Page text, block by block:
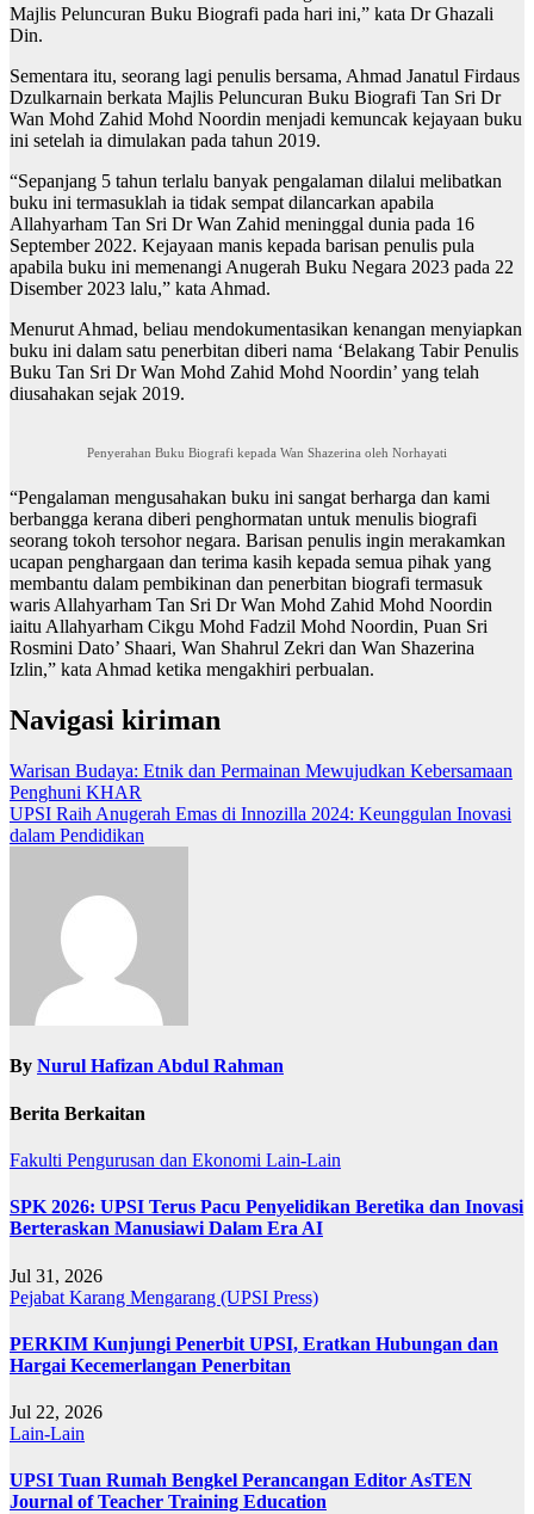
Majlis Peluncuran Buku Biografi pada hari ini,” kata Dr Ghazali
Din.
Sementara itu, seorang lagi penulis bersama, Ahmad Janatul Firdaus
Dzulkarnain berkata Majlis Peluncuran Buku Biografi Tan Sri Dr
Wan Mohd Zahid Mohd Noordin menjadi kemuncak kejayaan buku
ini setelah ia dimulakan pada tahun 2019.
“Sepanjang 5 tahun terlalu banyak pengalaman dilalui melibatkan
buku ini termasuklah ia tidak sempat dilancarkan apabila
Allahyarham Tan Sri Dr Wan Zahid meninggal dunia pada 16
September 2022. Kejayaan manis kepada barisan penulis pula
apabila buku ini memenangi Anugerah Buku Negara 2023 pada 22
Disember 2023 lalu,” kata Ahmad.
Menurut Ahmad, beliau mendokumentasikan kenangan menyiapkan
buku ini dalam satu penerbitan diberi nama ‘Belakang Tabir Penulis
Buku Tan Sri Dr Wan Mohd Zahid Mohd Noordin’ yang telah
diusahakan sejak 2019.
Penyerahan Buku Biografi kepada Wan Shazerina oleh Norhayati
“Pengalaman mengusahakan buku ini sangat berharga dan kami
berbangga kerana diberi penghormatan untuk menulis biografi
seorang tokoh tersohor negara. Barisan penulis ingin merakamkan
ucapan penghargaan dan terima kasih kepada semua pihak yang
membantu dalam pembikinan dan penerbitan biografi termasuk
waris Allahyarham Tan Sri Dr Wan Mohd Zahid Mohd Noordin
iaitu Allahyarham Cikgu Mohd Fadzil Mohd Noordin, Puan Sri
Rosmini Dato’ Shaari, Wan Shahrul Zekri dan Wan Shazerina
Izlin,” kata Ahmad ketika mengakhiri perbualan.
Navigasi kiriman
Warisan Budaya: Etnik dan Permainan Mewujudkan Kebersamaan
Penghuni KHAR
UPSI Raih Anugerah Emas di Innozilla 2024: Keunggulan Inovasi
dalam Pendidikan
By Nurul Hafizan Abdul Rahman
Berita Berkaitan
Fakulti Pengurusan dan Ekonomi Lain-Lain
SPK 2026: UPSI Terus Pacu Penyelidikan Beretika dan Inovasi
Berteraskan Manusiawi Dalam Era AI
Jul 31, 2026
Pejabat Karang Mengarang (UPSI Press)
PERKIM Kunjungi Penerbit UPSI, Eratkan Hubungan dan
Hargai Kecemerlangan Penerbitan
Jul 22, 2026
Lain-Lain
UPSI Tuan Rumah Bengkel Perancangan Editor AsTEN
Journal of Teacher Training Education